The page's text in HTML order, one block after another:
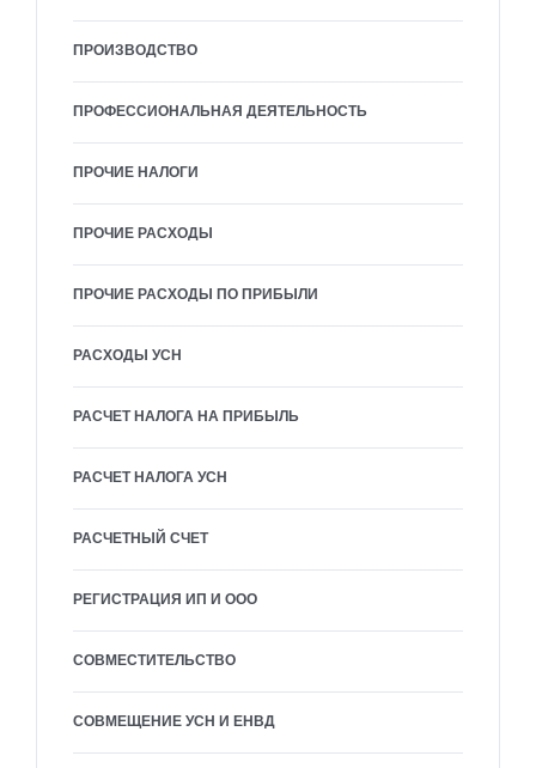
ПРОИЗВОДСТВО
ПРОФЕССИОНАЛЬНАЯ ДЕЯТЕЛЬНОСТЬ
ПРОЧИЕ НАЛОГИ
ПРОЧИЕ РАСХОДЫ
ПРОЧИЕ РАСХОДЫ ПО ПРИБЫЛИ
РАСХОДЫ УСН
РАСЧЕТ НАЛОГА НА ПРИБЫЛЬ
РАСЧЕТ НАЛОГА УСН
РАСЧЕТНЫЙ СЧЕТ
РЕГИСТРАЦИЯ ИП И ООО
СОВМЕСТИТЕЛЬСТВО
СОВМЕЩЕНИЕ УСН И ЕНВД